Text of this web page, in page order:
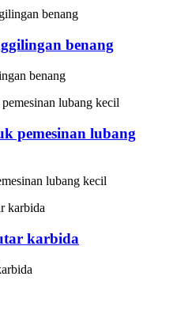
benang
benang
pemesinan lubang
lubang kecil
karbida